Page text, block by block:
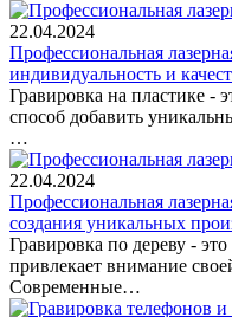
22.04.2024
Профессиональная
индивидуальность и
Гравировка на пластике -
способ добавить
…
22.04.2024
Профессиональная
создания уникальных
Гравировка по дереву -
привлекает внимание
Современные…